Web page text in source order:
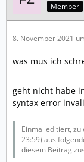
Member
8. November 2021
was mus ich
geht nicht habe
syntax error
Einmal editiert,
23:59) aus
diesem Beitrag